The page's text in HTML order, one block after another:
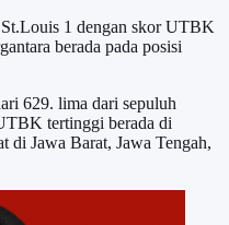
1 dengan skor UTBK
berada pada posisi
629. lima dari sepuluh
tertinggi berada di
di Jawa Barat, Jawa Tengah,